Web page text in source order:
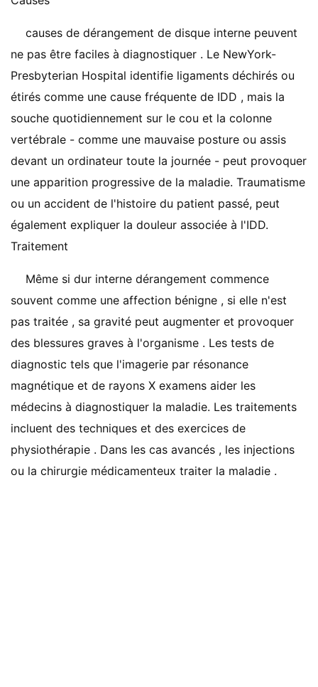
causes de dérangement de disque interne peuvent
ne pas être faciles à diagnostiquer . Le NewYork-
Presbyterian Hospital identifie ligaments déchirés ou
étirés comme une cause fréquente de IDD , mais la
souche quotidiennement sur le cou et la colonne
vertébrale - comme une mauvaise posture ou assis
devant un ordinateur toute la journée - peut provoquer
une apparition progressive de la maladie. Traumatisme
ou un accident de l'histoire du patient passé, peut
également expliquer la douleur associée à l'IDD.
Traitement
Même si dur interne dérangement commence
souvent comme une affection bénigne , si elle n'est
pas traitée , sa gravité peut augmenter et provoquer
des blessures graves à l'organisme . Les tests de
diagnostic tels que l'imagerie par résonance
magnétique et de rayons X examens aider les
médecins à diagnostiquer la maladie. Les traitements
incluent des techniques et des exercices de
physiothérapie . Dans les cas avancés , les injections
ou la chirurgie médicamenteux traiter la maladie .